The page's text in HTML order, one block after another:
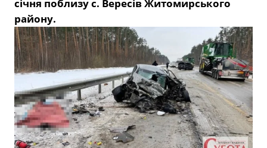
січня поблизу с. Вересів Житомирського
району.